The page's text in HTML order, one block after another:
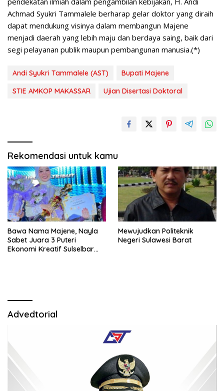
Achmad Syukri Tammalele berharap gelar doktor yang diraih
dapat mendukung visinya dalam membangun Majene
menjadi daerah yang lebih maju dan berdaya saing, baik dari
segi pelayanan publik maupun pembangunan manusia.(*)
Andi Syukri Tammalele (AST)
Bupati Majene
STIE AMKOP MAKASSAR
Ujian Disertasi Doktoral
Rekomendasi untuk kamu
Bawa Nama Majene, Nayla
Sabet Juara 3 Puteri
Ekonomi Kreatif Sulselbar
Mewujudkan Politeknik
Negeri Sulawesi Barat
Advedtorial